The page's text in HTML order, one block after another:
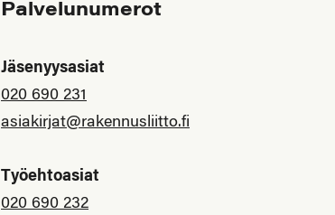
Palvelunumerot
Jäsenyysasiat
020 690 231
asiakirjat@rakennusliitto.fi
Työehtoasiat
020 690 232